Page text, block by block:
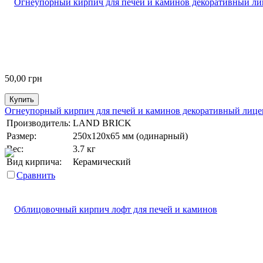
50,00 грн
Купить
Огнеупорный кирпич для печей и каминов декоративный
Производитель: LAND BRICK
Размер:
250х120х65 мм (одинарный)
Вес:
3.7 кг
Вид кирпича:
Керамический
Сравнить